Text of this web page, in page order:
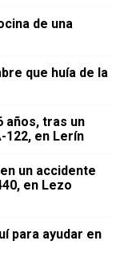
de una
que huía de la
años, tras un
122, en Lerín
un accidente
en Lezo
para ayudar en